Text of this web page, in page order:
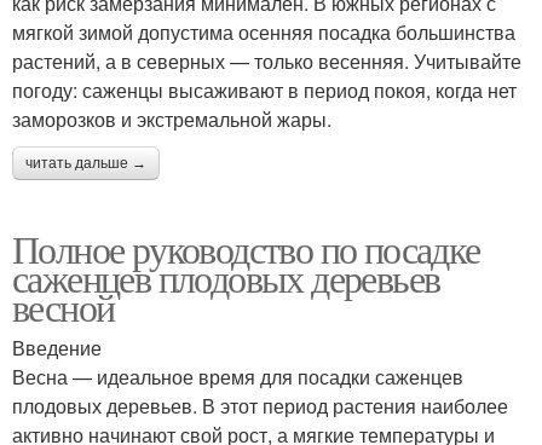
мягкой зимой допустима осенняя посадка большинства
растений, а в северных — только весенняя. Учитывайте
погоду: саженцы высаживают в период покоя, когда нет
заморозков и экстремальной жары.
читать дальше →
Полное руководство по посадке
саженцев плодовых деревьев
весной
Введение
Весна — идеальное время для посадки саженцев
плодовых деревьев. В этот период растения наиболее
активно начинают свой рост, а мягкие температуры и